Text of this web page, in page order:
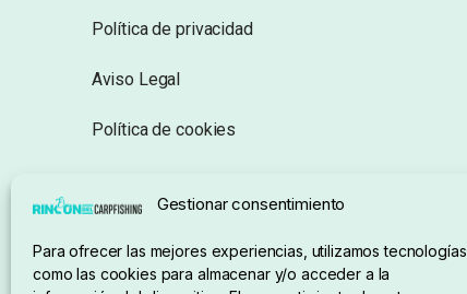
Gestionar consentimiento
Para ofrecer las mejores experiencias, utilizamos tecnologías
como las cookies para almacenar y/o acceder a la
Política de privacidad
Aviso Legal
Política de cookies
Condiciones de compra